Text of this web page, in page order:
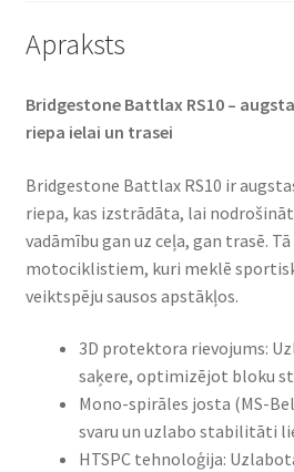
Apraksts
Bridgestone Battlax RS10 –
riepa ielai un trasei​
Bridgestone Battlax RS10 ir
riepa, kas izstrādāta, lai
vadāmību gan uz ceļa, gan trasē.
motociklistiem, kuri meklē
veiktspēju sausos apstākļos.​
3D protektora rievojums:
saķere, optimizējot bloku
Mono-spirāles josta (MS-
svaru un uzlabo stabilitāti
HTSPC tehnoloģija: